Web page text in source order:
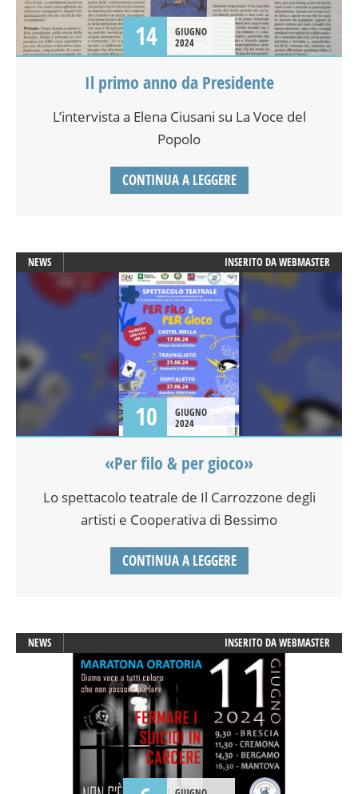
14
GIUGNO
2024
Il primo anno da Presidente
L’intervista a Elena Ciusani su La Voce del
Popolo
CONTINUA A LEGGERE
NEWS INSERITO DAWEBMASTER
10
GIUGNO
2024
«Per filo & per gioco»
Lo spettacolo teatrale de Il Carrozzone degli
artisti e Cooperativa di Bessimo
CONTINUA A LEGGERE
NEWS INSERITO DAWEBMASTER